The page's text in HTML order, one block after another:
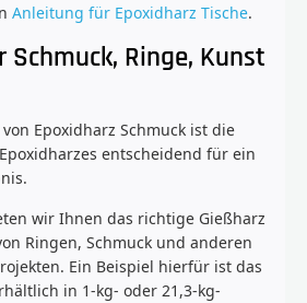
Anleitung für Epoxidharz Tische.
Schmuck, Ringe, Kunst
Epoxidharz Schmuck ist die
entscheidend für ein
wir Ihnen das richtige Gießharz
Ringen, Schmuck und anderen
Ein Beispiel hierfür ist das
in 1-kg- oder 21,3-kg-